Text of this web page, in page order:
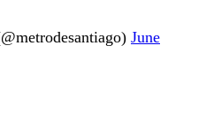
June